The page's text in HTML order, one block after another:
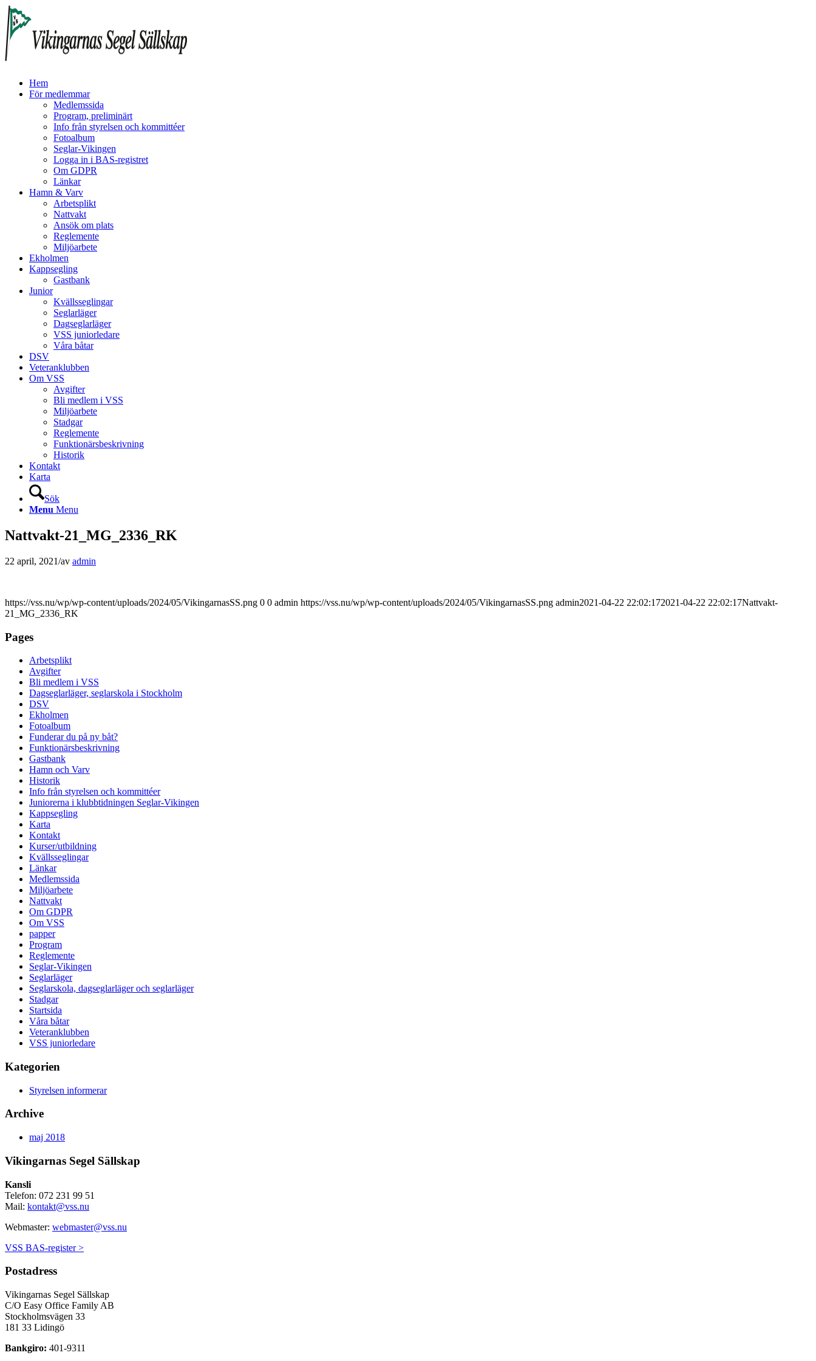
Hem
För medlemmar
Medlemssida
Program, preliminärt
Info från styrelsen och kommittéer
Fotoalbum
Seglar-Vikingen
Logga in i BAS-registret
Om GDPR
Länkar
Hamn & Varv
Arbetsplikt
Nattvakt
Ansök om plats
Reglemente
Miljöarbete
Ekholmen
Kappsegling
Gastbank
Junior
Kvällsseglingar
Seglarläger
Dagseglarläger
VSS juniorledare
Våra båtar
DSV
Veteranklubben
Om VSS
Avgifter
Bli medlem i VSS
Miljöarbete
Stadgar
Reglemente
Funktionärsbeskrivning
Historik
Kontakt
Karta
Sök
Menu Menu
Nattvakt-21_MG_2336_RK
22 april, 2021/av admin
https://vss.nu/wp/wp-content/uploads/2024/05/VikingarnasSS.png 0 0 admin https://vss.nu/wp/wp-content/uploads/2024/05/VikingarnasSS.png admin2021-04-22 22:02:172021-04-22 22:02:17Nattvakt-
21_MG_2336_RK
Pages
Arbetsplikt
Avgifter
Bli medlem i VSS
Dagseglarläger, seglarskola i Stockholm
DSV
Ekholmen
Fotoalbum
Funderar du på ny båt?
Funktionärsbeskrivning
Gastbank
Hamn och Varv
Historik
Info från styrelsen och kommittéer
Juniorerna i klubbtidningen Seglar-Vikingen
Kappsegling
Karta
Kontakt
Kurser/utbildning
Kvällsseglingar
Länkar
Medlemssida
Miljöarbete
Nattvakt
Om GDPR
Om VSS
papper
Program
Reglemente
Seglar-Vikingen
Seglarläger
Seglarskola, dagseglarläger och seglarläger
Stadgar
Startsida
Våra båtar
Veteranklubben
VSS juniorledare
Kategorien
Styrelsen informerar
Archive
maj 2018
Vikingarnas Segel Sällskap
Kansli
Telefon: 072 231 99 51
Mail: kontakt@vss.nu
Webmaster: webmaster@vss.nu
VSS BAS-register >
Postadress
Vikingarnas Segel Sällskap
C/O Easy Office Family AB
Stockholmsvägen 33
181 33 Lidingö
Bankgiro: 401-9311